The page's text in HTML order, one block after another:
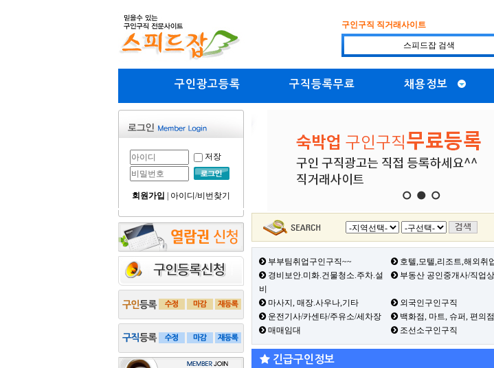
구인구직 직거래사이트
구인광고등록 구직등록무료 채용정보
저장
회원가입 아이디/비번찾기
부부팀취업구인구직~~ 호텔,모텔,리조트,해외취
경비보안.미화.건물청소.주차.설
비
부동산 공인중개사/직업
마사지, 매장.사우나,기타
외국인구인구직
운전기사/카센타/주유소/세차장
백화점, 마트, 슈퍼, 편의점
매매임대
조선소구인구직
긴급구인정보